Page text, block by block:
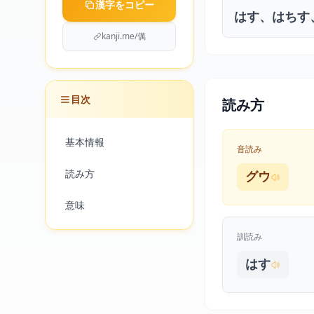
漢字をコピー
kanji.me/㒖
目次
基本情報
読み方
意味
はす、はちす
読み方
音読み
グウ
訓読み
はす